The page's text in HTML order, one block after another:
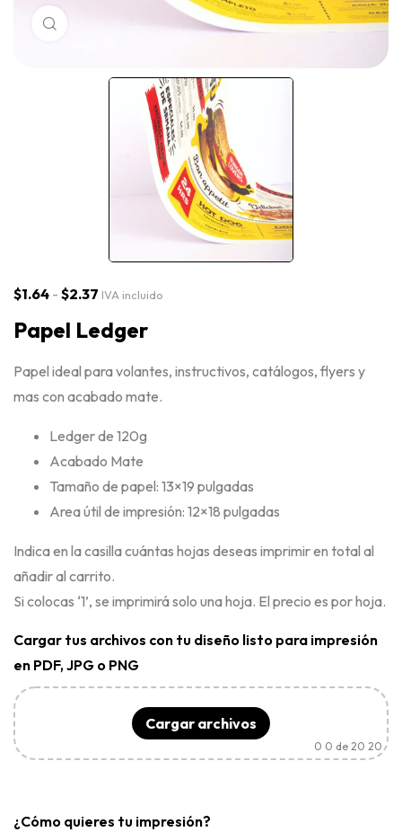
$1.64 - $2.37 IVA incluido
Papel Ledger
Papel ideal para volantes, instructivos, catálogos, flyers y
mas con acabado mate.
Ledger de 120g
Acabado Mate
Tamaño de papel: 13×19 pulgadas
Area útil de impresión: 12×18 pulgadas
Indica en la casilla cuántas hojas deseas imprimir en total al
añadir al carrito.
Si colocas ‘1’, se imprimirá solo una hoja. El precio es por hoja.
Cargar tus archivos con tu diseño listo para impresión
en PDF, JPG o PNG
Cargar archivos
0 0 de 20 20
¿Cómo quieres tu impresión?